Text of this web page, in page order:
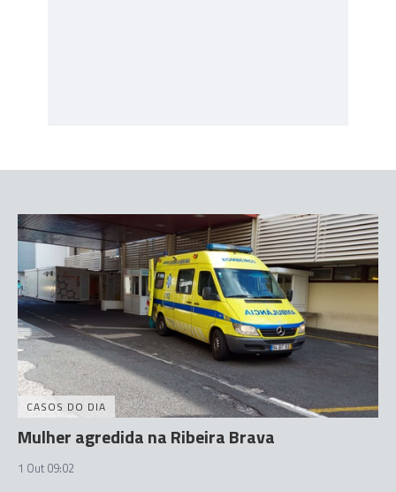
CASOS DO DIA
Mulher agredida na Ribeira Brava
1 Out 09:02